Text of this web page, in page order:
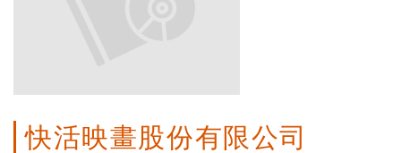
快活映畫股份有限公司